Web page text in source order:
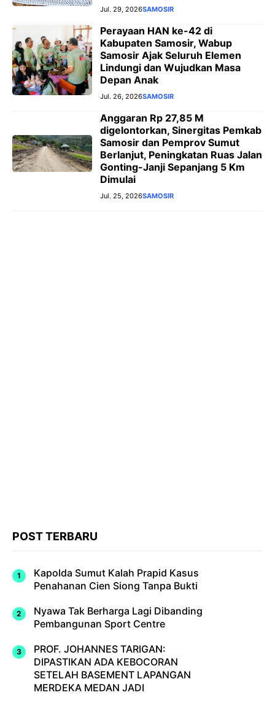
Jul. 29, 2026SAMOSIR
Perayaan HAN ke-42 di
Kabupaten Samosir, Wabup
Samosir Ajak Seluruh Elemen
Lindungi dan Wujudkan Masa
Depan Anak
Jul. 26, 2026SAMOSIR
Anggaran Rp 27,85 M
digelontorkan, Sinergitas Pemkab
Samosir dan Pemprov Sumut
Berlanjut, Peningkatan Ruas Jalan
Gonting-Janji Sepanjang 5 Km
Dimulai
Jul. 25, 2026SAMOSIR
POST TERBARU
Kapolda Sumut Kalah Prapid Kasus
Penahanan Cien Siong Tanpa Bukti
Nyawa Tak Berharga Lagi Dibanding
Pembangunan Sport Centre
PROF. JOHANNES TARIGAN:
DIPASTIKAN ADA KEBOCORAN
SETELAH BASEMENT LAPANGAN
MERDEKA MEDAN JADI